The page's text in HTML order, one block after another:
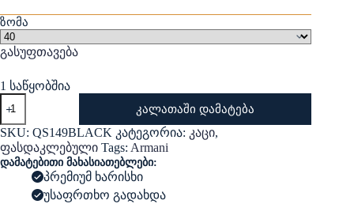
ზომა
გასუფთავება
1 საწყობშია
რაოდენობა:
Emporio
Armani
Low
Top
Black
Sneakers
კალათაში დამატება
SKU: QS149BLACK კატეგორია: კაცი,
ფასდაკლებული Tags: Armani
დამატებითი მახასიათებლები:
პრემიუმ ხარისხი
უსაფრთხო გადახდა